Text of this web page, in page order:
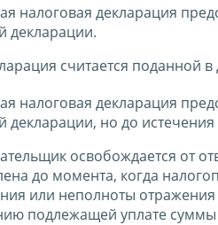
налоговая декларация
декларации.
считается поданной
налоговая декларация
декларации, но до
освобождается от
до момента, когда
или неполноты
подлежащей уплате